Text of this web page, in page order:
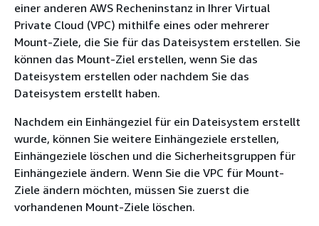
einer anderen AWS Recheninstanz in Ihrer Virtual
Private Cloud (VPC) mithilfe eines oder mehrerer
Mount-Ziele, die Sie für das Dateisystem erstellen. Sie
können das Mount-Ziel erstellen, wenn Sie das
Dateisystem erstellen oder nachdem Sie das
Dateisystem erstellt haben.
Nachdem ein Einhängeziel für ein Dateisystem erstellt
wurde, können Sie weitere Einhängeziele erstellen,
Einhängeziele löschen und die Sicherheitsgruppen für
Einhängeziele ändern. Wenn Sie die VPC für Mount-
Ziele ändern möchten, müssen Sie zuerst die
vorhandenen Mount-Ziele löschen.